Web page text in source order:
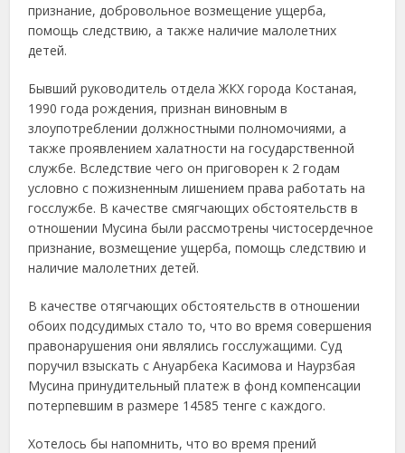
признание, добровольное возмещение ущерба,
помощь следствию, а также наличие малолетних
детей.
Бывший руководитель отдела ЖКХ города Костаная,
1990 года рождения, признан виновным в
злоупотреблении должностными полномочиями, а
также проявлением халатности на государственной
службе. Вследствие чего он приговорен к 2 годам
условно с пожизненным лишением права работать на
госслужбе. В качестве смягчающих обстоятельств в
отношении Мусина были рассмотрены чистосердечное
признание, возмещение ущерба, помощь следствию и
наличие малолетних детей.
В качестве отягчающих обстоятельств в отношении
обоих подсудимых стало то, что во время совершения
правонарушения они являлись госслужащими. Суд
поручил взыскать с Ануарбека Касимова и Наурзбая
Мусина принудительный платеж в фонд компенсации
потерпевшим в размере 14585 тенге с каждого.
Хотелось бы напомнить, что во время прений